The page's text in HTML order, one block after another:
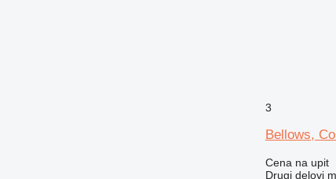
3
Bellows,
Cena na upit
Drugi delovi